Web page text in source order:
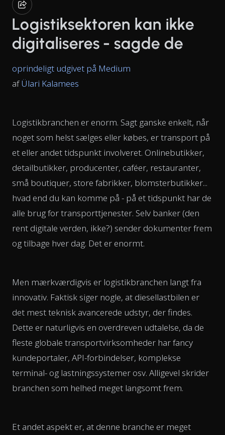
Logistiksektoren kan ikke
digitaliseres - sagde de
oprindeligt udgivet på Medium
afÜlari Kalamees
Logistikbranchen er enorm. Sagt ganske enkelt, når
noget som helst sælges eller købes, er transport på
et eller andet tidspunkt involveret. Onlinebutikker,
detailbutikker, producenter, caféer, restauranter,
små boutiquer, store fabrikker, blomsterbutikker...
hvad end du kan komme på - på et tidspunkt har de
alle brug for transporttjenester. Selv banker (den
rent digitale verden, ikke?) sender dokumenter frem
og tilbage hver dag. Det er enormt.
Men mærkværdigvis er logistikbranchen langt fra
innovativ. Faktisk siger nogle, at diesellastbilen er
det mest teknisk avancerede udstyr, der findes.
Dette er naturligvis en overdreven udtalelse, da de
fleste globale transportvirksomheder har fancy
kundeportaler, API-forbindelser, komplekse
terminal- og lastningssystemer osv. Alligevel skrider
branchen som helhed meget langsomt frem.
Et andet aspekt er, at denne branche er meget